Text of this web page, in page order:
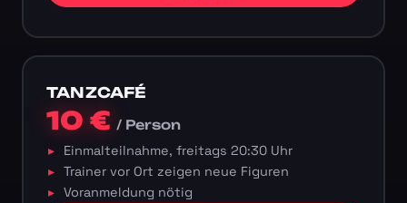
TANZCAFÉ
10 €/ Person
Einmalteilnahme, freitags 20:30 Uhr
Trainer vor Ort zeigen neue Figuren
Voranmeldung nötig